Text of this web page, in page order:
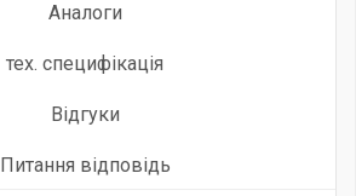
Аналоги
тех. специфікація
Відгуки
Питання відповідь